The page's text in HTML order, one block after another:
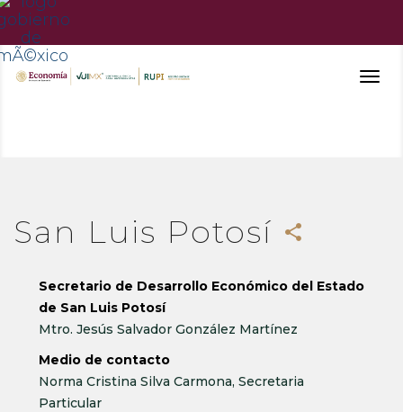
San Luis Potosí share
Secretario de Desarrollo Económico del Estado
de San Luis Potosí
Mtro. Jesús Salvador González Martínez
Medio de contacto
Norma Cristina Silva Carmona, Secretaria
Particular